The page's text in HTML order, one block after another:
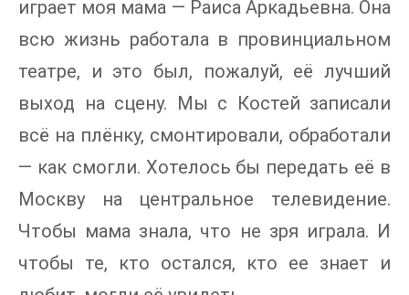
играет моя мама — Раиса Аркадьевна. Она
всю жизнь работала в провинциальном
театре, и это был, пожалуй, её лучший
выход на сцену. Мы с Костей записали
всё на плёнку, смонтировали, обработали
— как смогли. Хотелось бы передать её в
Москву на центральное телевидение.
Чтобы мама знала, что не зря играла. И
чтобы те, кто остался, кто ее знает и